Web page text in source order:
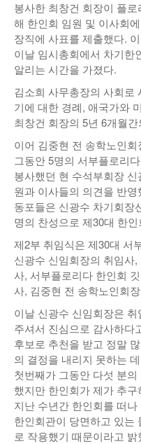
놀이공원
낚시/비치
골프
봉사한 최창건 회장이 플
해 한인회 임원 및 이사회
장직에 사표를 제출했다.
이날 임시총회에서 차기한
알리는 시간을 가졌다.
김소희 사무총장의 사회로
기에 대한 경례, 애국가와
최창건 회장의 5년 6개월
이어 김중현 전 송학노인
그동안 5명의 서부플로리
봉사했던 현 수석부회장
원과 이사들의 의견을 반
동포들은 신광수 차기회장
명의 찬성으로 제30대 한
제2부 취임식은 제30대 서
신광수 신임회장의 취임사
사, 서부플로리다 한인회
사, 김중현 전 송학노인회
이날 신광수 신임회장은
주셔서 진심으로 감사하다
후보로 추천을 받고 정말
의 결정을 내리지 못하는
첫번째가 그동안 다섯 분
했지만 한인회가 제가 추
지난 수년간 한인회를 떠
한인회관이 당면하고 있는
로 작용했기 때문이라고 밝